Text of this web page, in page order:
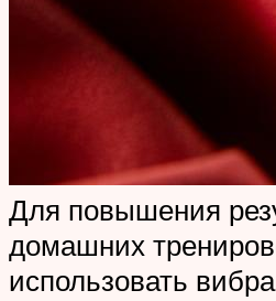
Для повышения
домашних
использовать